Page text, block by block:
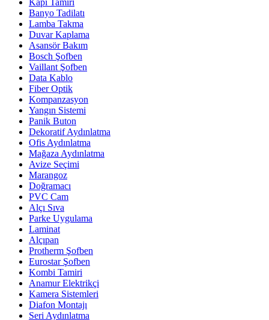
Banyo Tadilatı
Lamba Takma
Duvar Kaplama
Asansör Bakım
Bosch Şofben
Vaillant Şofben
Data Kablo
Fiber Optik
Kompanzasyon
Yangın Sistemi
Panik Buton
Dekoratif Aydınlatma
Ofis Aydınlatma
Mağaza Aydınlatma
Avize Seçimi
Marangoz
Doğramacı
PVC Cam
Alçı Sıva
Parke Uygulama
Laminat
Alçıpan
Protherm Şofben
Eurostar Şofben
Kombi Tamiri
Anamur Elektrikçi
Kamera Sistemleri
Diafon Montajı
Seri Aydınlatma